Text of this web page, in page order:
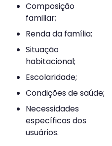
Composição
familiar;
Renda da família;
Situação
habitacional;
Escolaridade;
Condições de saúde;
Necessidades
específicas dos
usuários.